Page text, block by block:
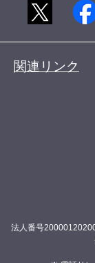
関連リンク
法人番号